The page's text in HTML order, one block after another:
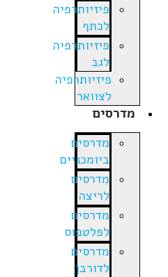
פיזיותרפיה
לכתף
פיזיותרפיה
לגב
פיזיותרפיה
לצוואר
מדרסים
מדרסים
ביומכניים
מדרסים
לריצה
מדרסים
לפלטפוס
מדרסים
לדורבן